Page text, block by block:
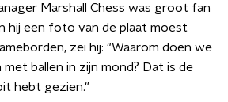
Marshall Chess was groot fan
hij een foto van de plaat moest
zei hij: "Waarom doen we
ballen in zijn mond? Dat is de
hebt gezien."